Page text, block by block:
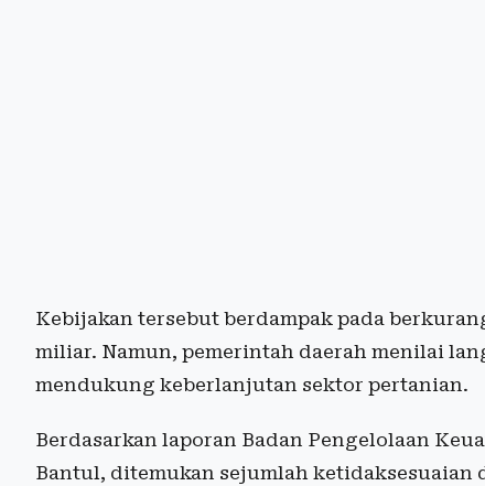
Kebijakan tersebut berdampak pada
miliar. Namun, pemerintah daerah menilai
mendukung keberlanjutan sektor pertanian.
Berdasarkan laporan Badan Pengelolaan
Bantul, ditemukan sejumlah